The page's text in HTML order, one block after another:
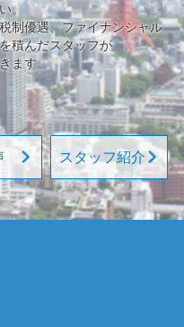
。
制優遇、ファイナンシャル
積んだスタッフが
ます。
スタッフ紹介